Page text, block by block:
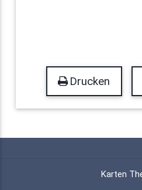
Drucken
Karten